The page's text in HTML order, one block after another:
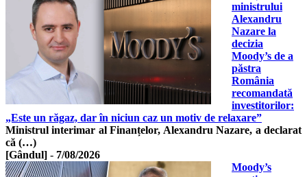
ministrului
Alexandru
Nazare la
decizia
Moody’s de a
păstra
România
recomandată
investitorilor:
„Este un răgaz, dar în niciun caz un motiv de relaxare”
Ministrul interimar al Finanțelor, Alexandru Nazare, a declarat
că (…)
[Gândul] - 7/08/2026
Moody’s